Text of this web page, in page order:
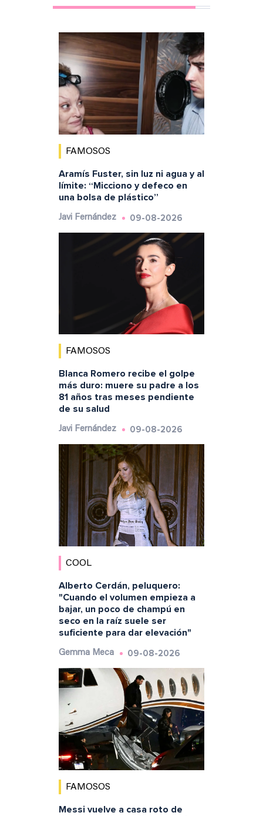
FAMOSOS
Aramís Fuster, sin luz ni agua y al
límite: “Micciono y defeco en
una bolsa de plástico”
Javi Fernández 09-08-2026
FAMOSOS
Blanca Romero recibe el golpe
más duro: muere su padre a los
81 años tras meses pendiente
de su salud
Javi Fernández 09-08-2026
COOL
Alberto Cerdán, peluquero:
"Cuando el volumen empieza a
bajar, un poco de champú en
seco en la raíz suele ser
suficiente para dar elevación"
Gemma Meca 09-08-2026
FAMOSOS
Messi vuelve a casa roto de